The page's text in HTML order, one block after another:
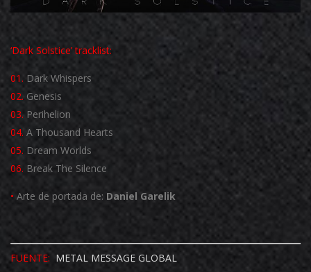
‘Dark Solstice’ tracklist:
01. Dark Whispers
02. Genesis
03. Perihelion
04. A Thousand Hearts
05. Dream Worlds
06. Break The Silence
• Arte de portada de: Daniel Garelik
FUENTE: METAL MESSAGE GLOBAL